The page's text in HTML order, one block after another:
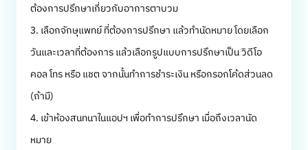
ต้องการปรึกษาเกี่ยวกับอาการตาบวม
3. เลือกจักษุแพทย์ ที่ต้องการปรึกษา แล้วทำนัดหมาย โดยเลือก
วันและเวลาที่ต้องการ แล้วเลือกรูปแบบการปรึกษาเป็น วิดีโอ
คอล โทร หรือ แชต จากนั้นทำการชำระเงิน หรือกรอกโค้ดส่วนลด
(ถ้ามี)
4. เข้าห้องสนทนาในแอปฯ เพื่อทำการปรึกษา เมื่อถึงเวลานัด
หมาย